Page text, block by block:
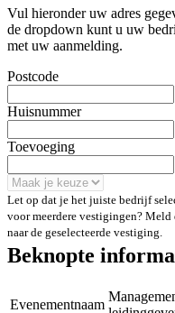
Vul hieronder uw adres
de dropdown kunt u uw
met uw aanmelding.
Postcode
Huisnummer
Toevoeging
Let op dat je het juiste bedrijf
voor meerdere vestigingen? Meld
naar de geselecteerde vestiging.
Beknopte
Evenementnaam